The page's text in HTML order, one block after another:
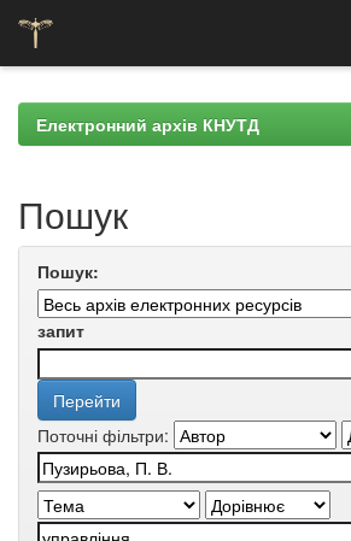
navigationЕлектронний архів КНУТД
Пошук
Пошук:
запит
Поточні фільтри: